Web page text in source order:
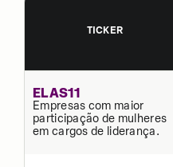
TICKER
ELAS11
Empresas com maior
participação de mulheres
em cargos de liderança.